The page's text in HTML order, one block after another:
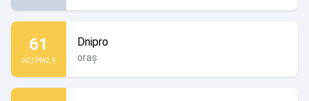
61
AQI PM2.5
Dnipro
oraș